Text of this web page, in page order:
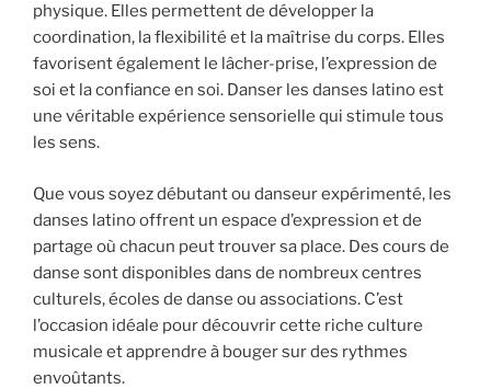
physique. Elles permettent de développer la
coordination, la flexibilité et la maîtrise du corps. Elles
favorisent également le lâcher-prise, l’expression de
soi et la confiance en soi. Danser les danses latino est
une véritable expérience sensorielle qui stimule tous
les sens.
Que vous soyez débutant ou danseur expérimenté, les
danses latino offrent un espace d’expression et de
partage où chacun peut trouver sa place. Des cours de
danse sont disponibles dans de nombreux centres
culturels, écoles de danse ou associations. C’est
l’occasion idéale pour découvrir cette riche culture
musicale et apprendre à bouger sur des rythmes
envoûtants.